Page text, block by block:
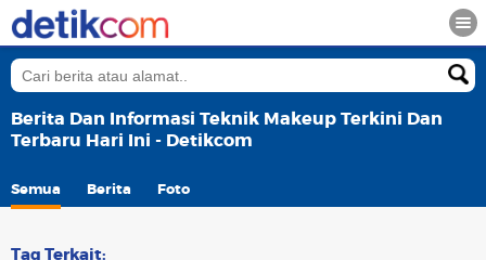
Berita Dan Informasi Teknik Makeup Terkini Dan
Terbaru Hari Ini - Detikcom
Semua Berita Foto
Tag Terkait: